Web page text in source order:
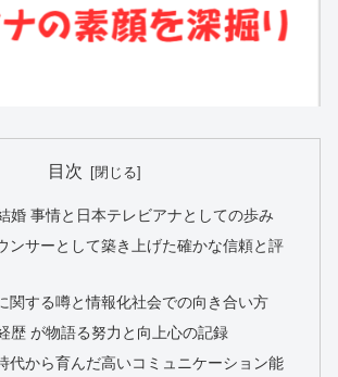
目次
婚 事情と日本テレビアナとしての歩み
ンサーとして築き上げた確かな信頼と評
関する噂と情報化社会での向き合い方
歴 が物語る努力と向上心の記録
代から育んだ高いコミュニケーション能